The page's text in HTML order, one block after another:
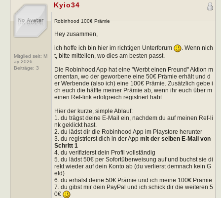
Mitglied seit: M
ay 2026
Beiträge: 3
Kyio34
Robinhood 100€ Prämie
Hey zusammen,
ich hoffe ich bin hier im richtigen Unterforum
. Wenn nich
t, bitte mitteilen, wo dies am besten passt.
Die Robinhood App hat eine "Werbt einen Freund" Aktion m
omentan, wo der geworbene eine 50€ Prämie erhält und d
er Werbende (also ich) eine 100€ Prämie. Zusätzlich gebe i
ch euch die hälfte meiner Prämie ab, wenn ihr euch über m
einen Ref-link erfolgreich registriert habt.
Hier der kurze, simple Ablauf:
1. du trägst deine E-Mail ein, nachdem du auf meinen Ref-li
nk geklickt hast.
2. du lädst dir die Robinhood App im Playstore herunter
3. du registrierst dich in der App mit der selben E-Mail von
Schritt 1
4. du verifizierst dein Profil vollständig
5. du lädst 50€ per Sofortüberweisung auf und buchst sie di
rekt wieder auf dein Konto ab (du verlierst demnach kein G
eld)
6. du erhälst deine 50€ Prämie und ich meine 100€ Prämie
7. du gibst mir dein PayPal und ich schick dir die weiteren 5
0€